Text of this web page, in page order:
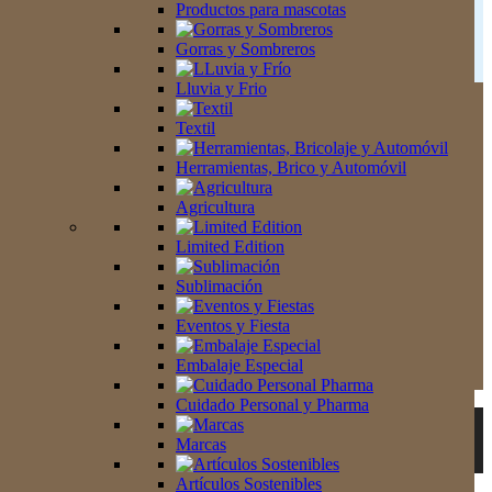
Lluvia y Frio
Textil
Herramientas, Brico y Automóvil
Agricultura
Limited Edition
Sublimación
Eventos y Fiesta
Embalaje Especial
Cuidado Personal y Pharma
Marcas
Artículos Sostenibles
Antibacterial
Productos para mascotas
Gorras y Sombreros
Lluvia y Frio
Textil
Herramientas, Brico y Automóvil
Agricultura
Limited Edition
Sublimación
Eventos y Fiesta
Embalaje Especial
Cuidado Personal y Pharma
Marcas
Artículos Sostenibles
pedidos@odarit.com
EDF. GALAXIA
29007 MÁLAGA
TLF 952 65 18 78
PEDIDOS@ODARIT.COM
NOSOTROS
CONTACTO
CONDICIONES
COOKIES
® Odarit Promotional products
© 2024 ODARIT. Todos los derechos reservados